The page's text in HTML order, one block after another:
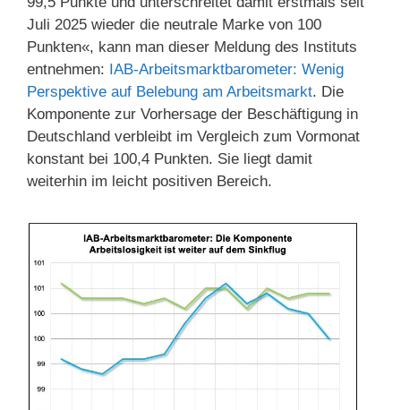
Juli 2025 wieder die neutrale Marke von 100
Punkten«, kann man dieser Meldung des Instituts
entnehmen: IAB-Arbeitsmarktbarometer: Wenig
Perspektive auf Belebung am Arbeitsmarkt. Die
Komponente zur Vorhersage der Beschäftigung in
Deutschland verbleibt im Vergleich zum Vormonat
konstant bei 100,4 Punkten. Sie liegt damit
weiterhin im leicht positiven Bereich.